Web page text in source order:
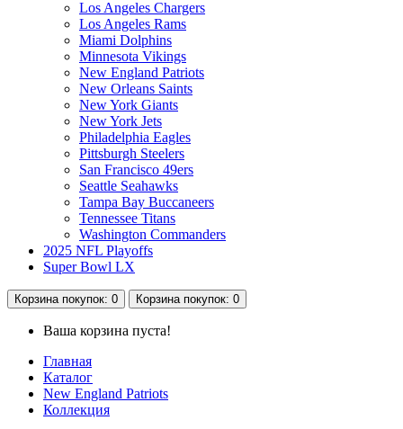
Los Angeles Chargers
Los Angeles Rams
Miami Dolphins
Minnesota Vikings
New England Patriots
New Orleans Saints
New York Giants
New York Jets
Philadelphia Eagles
Pittsburgh Steelers
San Francisco 49ers
Seattle Seahawks
Tampa Bay Buccaneers
Tennessee Titans
Washington Commanders
2025 NFL Playoffs
Super Bowl LX
Корзина покупок: 0 Корзина покупок: 0
Ваша корзина пуста!
Главная
Каталог
New England Patriots
Коллекция